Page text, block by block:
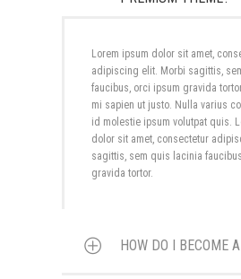
adipiscing elit. Morbi sagittis,
id molestie ipsum volutpat quis.
dolor sit amet, consectetur
sagittis, sem quis lacinia
gravida tortor.
Lorem ipsum dolor sit amet,
adipiscing elit. Morbi sagittis,
faucibus, orci ipsum gravida
mi sapien ut justo. Nulla varius
id molestie ipsum volutpat quis.
dolor sit amet, consectetur
sagittis, sem quis lacinia
gravida tortor.
HOW DO I BECOME